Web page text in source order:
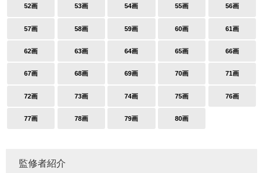
52画 53画 54画 55画 56画
57画 58画 59画 60画 61画
62画 63画 64画 65画 66画
67画 68画 69画 70画 71画
72画 73画 74画 75画 76画
77画 78画 79画 80画
監修者紹介